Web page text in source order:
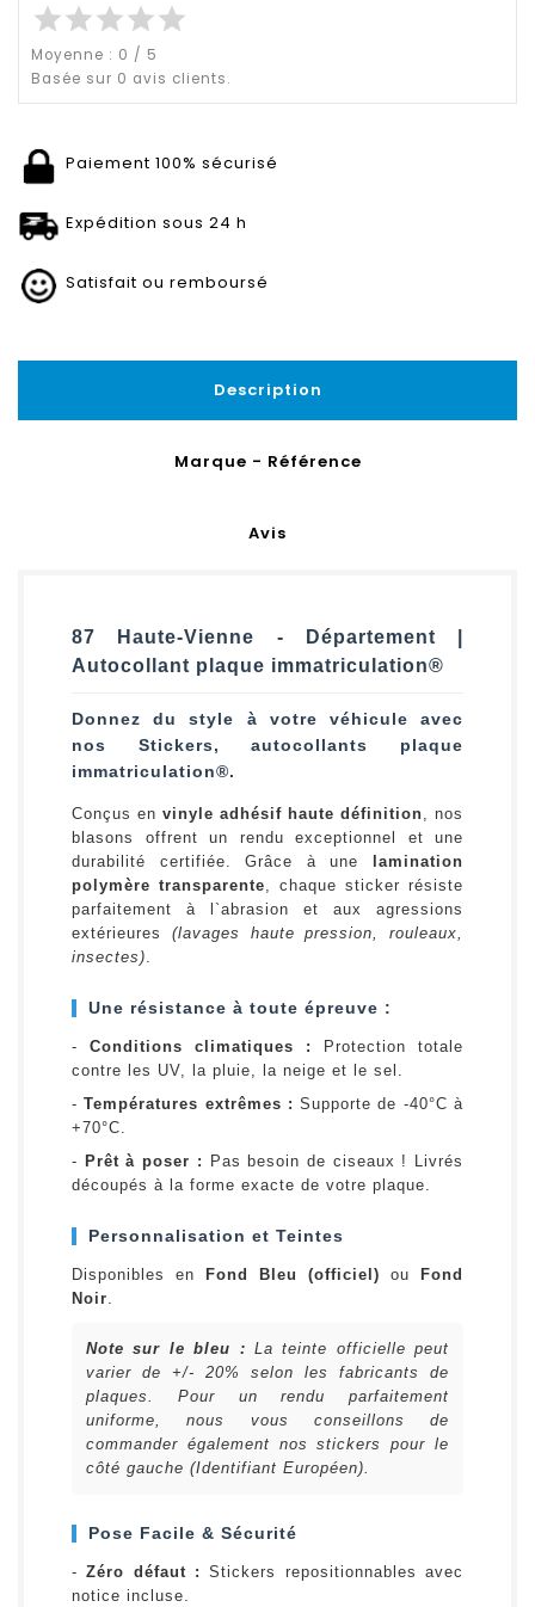
starstarstarstarstar
Moyenne : 0 / 5
Basée sur 0 avis clients.
Paiement 100% sécurisé
Expédition sous 24 h
Satisfait ou remboursé
Description
Marque - Référence
Avis
87 Haute-Vienne - Département |
Autocollant plaque immatriculation®
Donnez du style à votre véhicule avec
nos Stickers, autocollants plaque
immatriculation®.
Conçus en vinyle adhésif haute définition, nos
blasons offrent un rendu exceptionnel et une
durabilité certifiée. Grâce à une
lamination
polymère transparente, chaque sticker résiste
parfaitement à l`abrasion et aux agressions
extérieures (lavages haute pression, rouleaux,
insectes).
Une résistance à toute épreuve :
- Conditions climatiques :
Protection totale
contre les UV, la pluie, la neige et le sel.
-Températures extrêmes : Supporte de -40°C à
+70°C.
- Prêt à poser :
Pas besoin de ciseaux ! Livrés
découpés à la forme exacte de votre plaque.
Personnalisation et Teintes
Disponibles en Fond Bleu (officiel) ou
Fond
Noir.
Note sur le bleu : La teinte officielle peut
varier de +/- 20% selon les fabricants de
plaques. Pour un rendu parfaitement
uniforme, nous vous conseillons de
commander également nos stickers pour le
côté gauche (Identifiant Européen).
Pose Facile & Sécurité
-Zéro défaut : Stickers repositionnables avec
notice incluse.